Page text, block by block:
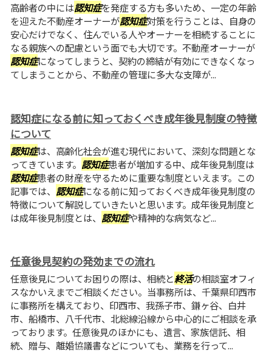
高齢者の中には認知症を発症する方も多いため、一定の年齢
を迎えた不動産オーナーが認知症対策を行うことは、自身の
安心だけでなく、住んでいる人やオーナーを相続することに
なる親族への配慮という面でも大切です。不動産オーナーが
認知症になってしまうと、契約の締結が有効にできなくなっ
てしまうことから、不動産の管理に多大な支障が...
認知症になる前に知っておくべき成年後見制度の特徴
について
認知症は、高齢化社会が進む現代において、深刻な問題とな
ってきています。 認知症患者が増加する中、成年後見制度は
認知症患者の財産を守るために重要な制度といえます。この
記事では、 認知症になる前に知っておくべき成年後見制度の
特徴について解説していきたいと思います。成年後見制度と
は成年後見制度とは、 認知症や精神的な病気など...
任意後見契約の発効までの流れ
任意後見についてお困りの際は、相続と終活の相談室オフィ
スなかいえまでご相談ください。当事務所は、千葉県印西市
に事務所を構えており、印西市、我孫子市、鎌ヶ谷、白井
市、船橋市、八千代市、北総線沿線から中心的にご相談を承
っております。任意後見のほかにも、遺言、家族信託、相
続、贈与、離婚協議書などについても、業務を行って...